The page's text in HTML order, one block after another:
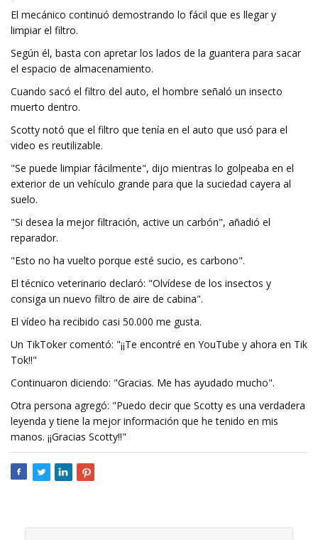
El mecánico continuó demostrando lo fácil que es llegar y
limpiar el filtro.
Según él, basta con apretar los lados de la guantera para sacar
el espacio de almacenamiento.
Cuando sacó el filtro del auto, el hombre señaló un insecto
muerto dentro.
Scotty notó que el filtro que tenía en el auto que usó para el
video es reutilizable.
"Se puede limpiar fácilmente", dijo mientras lo golpeaba en el
exterior de un vehículo grande para que la suciedad cayera al
suelo.
"Si desea la mejor filtración, active un carbón", añadió el
reparador.
"Esto no ha vuelto porque esté sucio, es carbono".
El técnico veterinario declaró: "Olvídese de los insectos y
consiga un nuevo filtro de aire de cabina".
El vídeo ha recibido casi 50.000 me gusta.
Un TikToker comentó: "¡¡Te encontré en YouTube y ahora en Tik
Tok!!"
Continuaron diciendo: "Gracias. Me has ayudado mucho".
Otra persona agregó: "Puedo decir que Scotty es una verdadera
leyenda y tiene la mejor información que he tenido en mis
manos. ¡¡Gracias Scotty!!"